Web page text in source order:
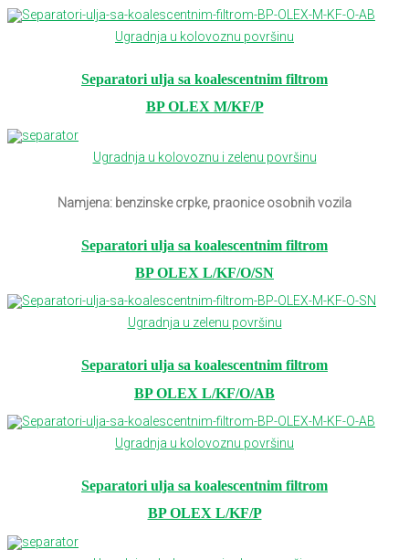
Ugradnja u kolovoznu površinu
Separatori ulja sa koalescentnim filtrom
BP OLEX M/KF/P
Ugradnja u kolovoznu i zelenu površinu
Namjena: benzinske crpke, praonice osobnih vozila
Separatori ulja sa koalescentnim filtrom
BP OLEX L/KF/O/SN
Ugradnja u zelenu površinu
Separatori ulja sa koalescentnim filtrom
BP OLEX L/KF/O/AB
Ugradnja u kolovoznu površinu
Separatori ulja sa koalescentnim filtrom
BP OLEX L/KF/P